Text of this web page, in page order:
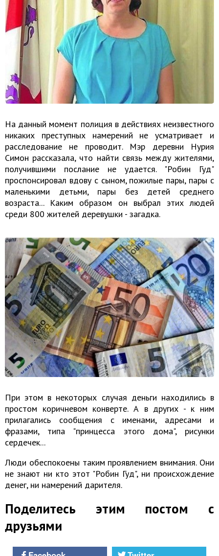
На данный момент полиция в действиях неизвестного
никаких преступных намерений не усматривает и
расследование не проводит. Мэр деревни Нурия
Симон рассказала, что найти связь между жителями,
получившими послание не удается. "Робин Гуд"
проспонсировал вдову с сыном, пожилые пары, пары с
маленькими детьми, пары без детей среднего
возраста... Каким образом он выбрал этих людей
среди 800 жителей деревушки - загадка.
При этом в некоторых случая деньги находились в
простом коричневом конверте. А в других - к ним
прилагались сообщения с именами, адресами и
фразами, типа "принцесса этого дома", рисунки
сердечек...
Люди обеспокоены таким проявлением внимания. Они
не знают ни кто этот "Робин Гуд", ни происхождение
денег, ни намерений дарителя.
Поделитесь этим постом с
друзьями